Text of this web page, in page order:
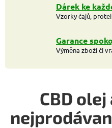
Dárek ke
Vzorky čajů,
Garance
Výměna zboží či
CBD